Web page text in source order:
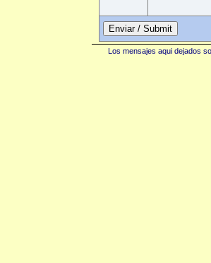
Enviar / Submit
Los mensajes aqui dejados